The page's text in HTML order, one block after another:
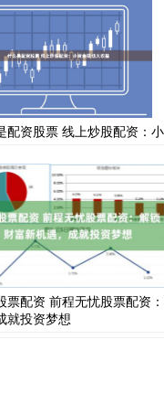
配资股票 线上炒股配资：
票配资 前程无忧股票配资
就投资梦想